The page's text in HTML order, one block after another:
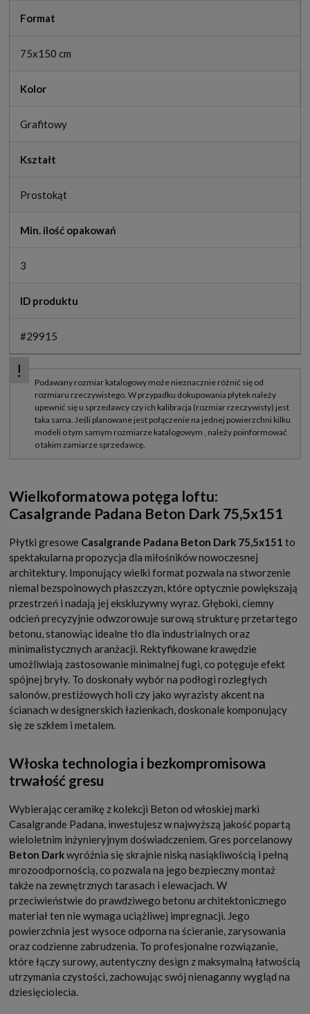
Format
75x150 cm
Kolor
Grafitowy
Kształt
Prostokąt
Min. ilość opakowań
3
ID produktu
#29915
Wielkoformatowa potęga loftu:
Casalgrande Padana Beton Dark 75,5x151
Płytki gresowe Casalgrande Padana Beton Dark 75,5x151 to
spektakularna propozycja dla miłośników nowoczesnej
architektury. Imponujący wielki format pozwala na stworzenie
niemal bezspoinowych płaszczyzn, które optycznie powiększają
przestrzeń i nadają jej ekskluzywny wyraz. Głęboki, ciemny
odcień precyzyjnie odwzorowuje surową strukturę przetartego
betonu, stanowiąc idealne tło dla industrialnych oraz
minimalistycznych aranżacji. Rektyfikowane krawędzie
umożliwiają zastosowanie minimalnej fugi, co potęguje efekt
spójnej bryły. To doskonały wybór na podłogi rozległych
salonów, prestiżowych holi czy jako wyrazisty akcent na
ścianach w designerskich łazienkach, doskonale komponujący
się ze szkłem i metalem.
Włoska technologia i bezkompromisowa
trwałość gresu
Wybierając ceramikę z kolekcji Beton od włoskiej marki
Casalgrande Padana, inwestujesz w najwyższą jakość popartą
wieloletnim inżynieryjnym doświadczeniem. Gres porcelanowy
Beton Darkwyróżnia się skrajnie niską nasiąkliwością i pełną
mrozoodpornością, co pozwala na jego bezpieczny montaż
także na zewnętrznych tarasach i elewacjach. W
przeciwieństwie do prawdziwego betonu architektonicznego
materiał ten nie wymaga uciążliwej impregnacji. Jego
powierzchnia jest wysoce odporna na ścieranie, zarysowania
oraz codzienne zabrudzenia. To profesjonalne rozwiązanie,
które łączy surowy, autentyczny design z maksymalną łatwością
utrzymania czystości, zachowując swój nienaganny wygląd na
dziesięciolecia.